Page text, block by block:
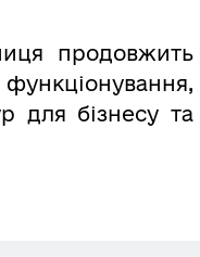
продовжить
для бізнесу та